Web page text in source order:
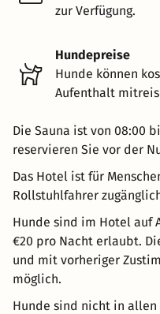
zur Verfügung.
Hundepreise
Hunde können
Aufenthalt
Die Sauna ist von 08:00
reservieren Sie vor der
Das Hotel ist für
Rollstuhlfahrer
Hunde sind im Hotel auf
€20 pro Nacht erlaubt.
und mit vorheriger
möglich.
Hunde sind nicht in